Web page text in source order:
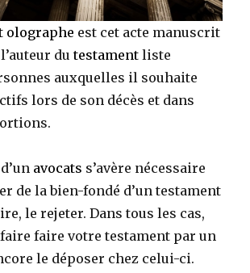
olographe est cet acte manuscrit
dutestament liste
auxquelles il souhaite
lors de son décès et dans
avocats s’avère nécessaire
de la bien-fondé d’un testament
le rejeter. Dans tous les cas,
faire votre testament par un
le déposer chez celui-ci.